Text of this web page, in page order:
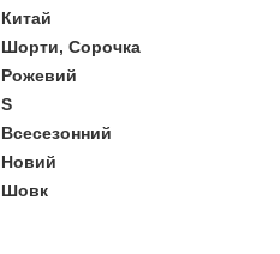
Китай
Шорти, Сорочка
Рожевий
S
Всесезонний
Новий
Шовк